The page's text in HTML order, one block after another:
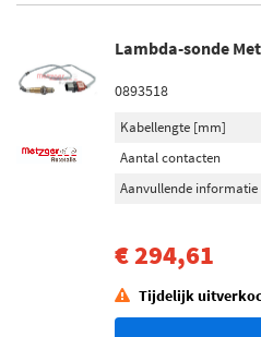
Lambda-sonde
0893518
Kabellengte [mm]
Aantal contacten
Aanvullende informatie
€ 294,61
Tijdelijk